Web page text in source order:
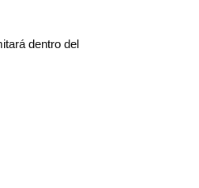
dentro del